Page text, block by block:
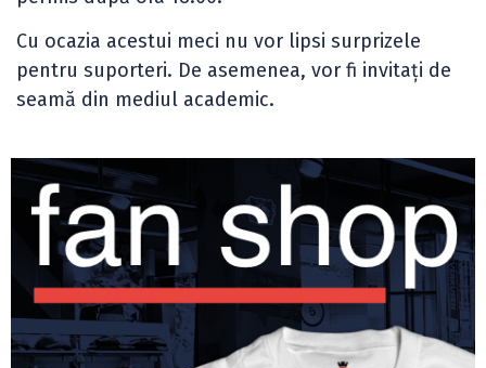
Cu ocazia acestui meci nu vor lipsi surprizele
pentru suporteri. De asemenea, vor fi invitați de
seamă din mediul academic.